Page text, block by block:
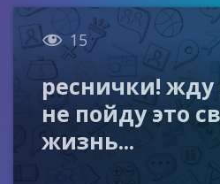
 15
реснички! жду
не пойду это
жизнь...